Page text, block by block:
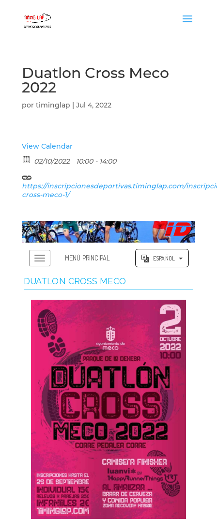
Duatlon Cross Meco
2022
por timinglap | Jul 4, 2022
View Calendar
02/10/2022
10:00 - 14:00
https://inscripcionesdeportivas.timinglap.com/
cross-meco-1/